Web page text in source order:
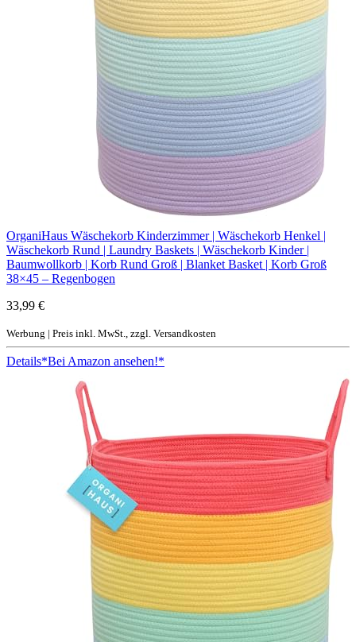
OrganiHaus Wäschekorb Kinderzimmer | Wäschekorb Henkel |
Wäschekorb Rund | Laundry Baskets | Wäschekorb Kinder |
Baumwollkorb | Korb Rund Groß | Blanket Basket | Korb Groß
38×45 – Regenbogen
33,99 €
Werbung | Preis inkl. MwSt., zzgl. Versandkosten
Details*Bei Amazon ansehen!*